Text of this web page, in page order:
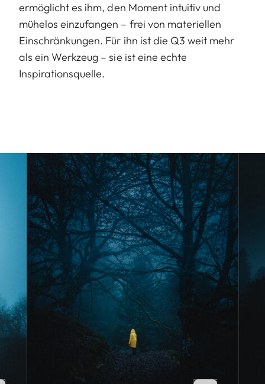
ermöglicht es ihm, den Moment intuitiv und
mühelos einzufangen – frei von materiellen
Einschränkungen. Für ihn ist die Q3 weit mehr
als ein Werkzeug – sie ist eine echte
Inspirationsquelle.